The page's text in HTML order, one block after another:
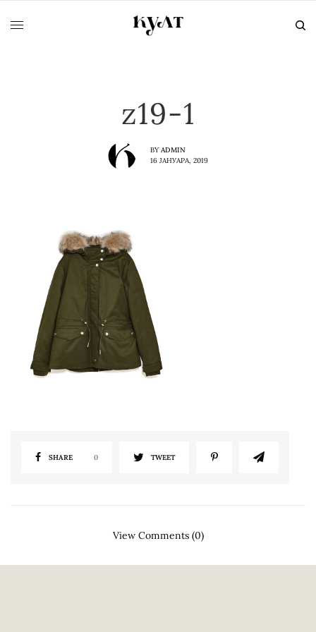
z19-1
BY ADMIN
16 ЈАНУАРА, 2019
SHARE 0 TWEET
View Comments (0)